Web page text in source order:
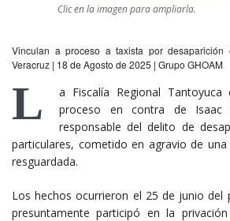
Clic en la imagen para ampliarla.
Vinculan a proceso a taxista por desaparición
Veracruz | 18 de Agosto de 2025 | Grupo GHOAM
L
a Fiscalía Regional Tantoyuca
proceso en contra de Isaac
responsable del delito de
particulares, cometido en agravio de
resguardada.
Los hechos ocurrieron el 25 de junio del
presuntamente participó en la